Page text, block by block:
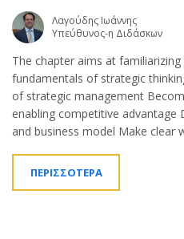
Λαγούδης Ιωάννης
Υπεύθυνος-η Διδάσκων
The chapter aims at
fundamentals of strategic
of strategic management
enabling competitive
and business model Make clear
ΠΕΡΙΣΣΟΤΕΡΑ